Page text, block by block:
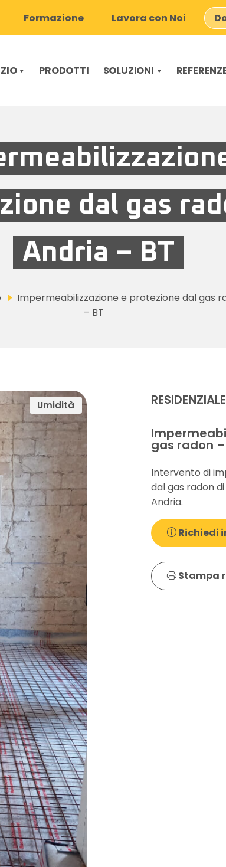
Formazione Lavora con Noi
PRODOTTI SOLUZIONI
dal gas
Andria – BT
Impermeabilizzazione e protezione dal gas
– BT
Umidità RESIDENZIALE
gas radon
Intervento di
dal gas radon
Andria.
Richiedi
Stampa